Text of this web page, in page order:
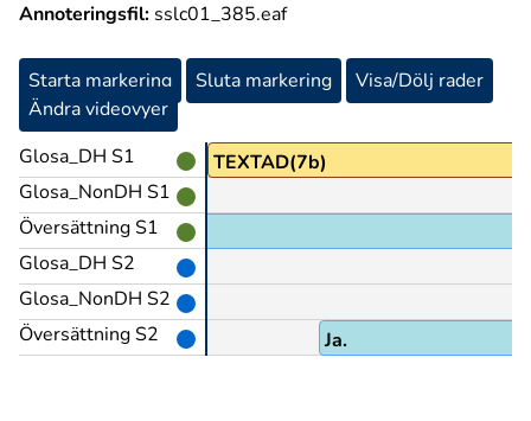
Annoteringsfil: sslc01_385.eaf
Starta markering Sluta markering
Visa/Dölj rader
Ändra videovyer
Glosa_DH S1
Glosa_NonDH S1
Översättning S1
Glosa_DH S2
Glosa_NonDH S2
Översättning S2
DÅ@b TEXTAD(7b)
Ja.